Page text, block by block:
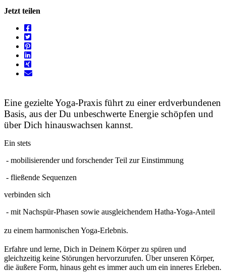
Jetzt teilen
Eine gezielte Yoga-Praxis führt zu einer erdverbundenen
Basis, aus der Du unbeschwerte Energie schöpfen und
über Dich hinauswachsen kannst.
Ein stets
- mobilisierender und forschender Teil zur Einstimmung
- fließende Sequenzen
verbinden sich
- mit Nachspür-Phasen sowie ausgleichendem Hatha-Yoga-Anteil
zu einem harmonischen Yoga-Erlebnis.
Erfahre und lerne, Dich in Deinem Körper zu spüren und
gleichzeitig keine Störungen hervorzurufen. Über unseren Körper,
die äußere Form, hinaus geht es immer auch um ein inneres Erleben.